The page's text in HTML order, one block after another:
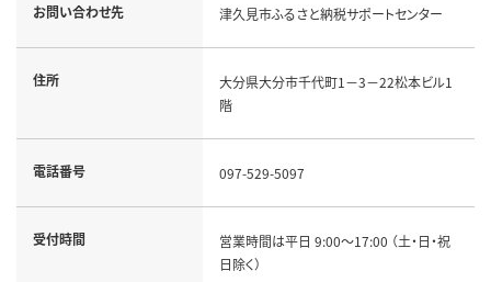
お問い合わせ先 津久見市ふるさと納税サポートセンター
住所
大分県大分市千代町1－3－22松本ビル1
階
電話番号 097-529-5097
受付時間
営業時間は平日 9:00～17:00 （土・日・祝
日除く）